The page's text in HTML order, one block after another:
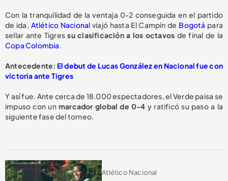
Con la tranquilidad de la ventaja 0-2 conseguida en el partido
de ida, Atlético Nacional viajó hasta El Campín de Bogotá para
sellar ante Tigressu clasificación a los octavos de final de la
Copa Colombia
Antecedente: El debut de Lucas González en Nacional fue con
victoria ante Tigres
Y así fue. Ante cerca de 18.000 espectadores, el Verde paisa se
impuso con unmarcador global de 0-4 y ratificó su paso a la
siguiente fase del torneo.
Atlético Nacional